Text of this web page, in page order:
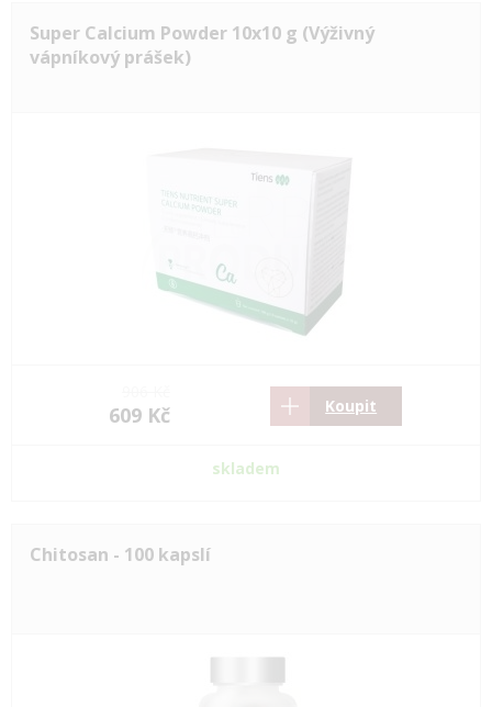
Super Calcium Powder 10x10 g (Výživný
vápníkový prášek)
609 Kč Koupit
skladem
Chitosan - 100 kapslí